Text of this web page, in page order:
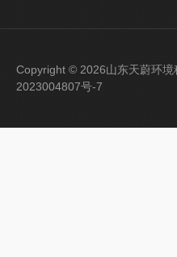
Copyright © 2026山东天蔚环
2023004807号-7